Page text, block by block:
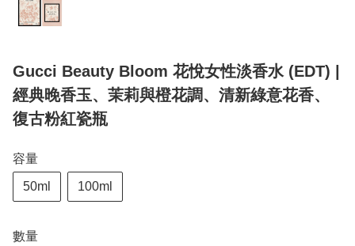
Gucci Beauty Bloom 花悅女性淡香水 (EDT) |
經典晚香玉、茉莉與橙花調、清新綠意花香、
復古粉紅瓷瓶
容量
50ml 100ml
數量